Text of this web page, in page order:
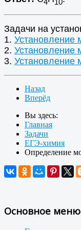
Задачи на
1. Установление
2. Установление
3.
Назад
Вперёд
Вы здесь:
Главная
Задачи
ЕГЭ-химия
Определение
Основное меню